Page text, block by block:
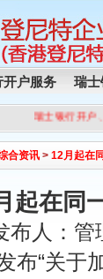
开户服务 瑞
瑞士银行开户
合资讯 > 12月起在
起在同
布人：管
布“关于